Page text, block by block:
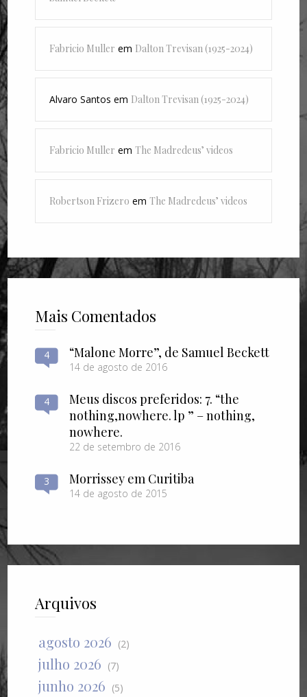
Fabricio Muller em Dalton Trevisan (1925-2024)
Alvaro Santos em Dalton Trevisan (1925-2024)
Fabricio Muller emThe Madredeus’ videos
Robertson Frizero emThe Madredeus’ videos
Mais Comentados
4 “Malone Morre”, de Samuel Beckett
14 de agosto de 2016
4
Meus discos preferidos: 7. “the
nothing​,​nowhere. lp ” – nothing​,​
nowhere.
22 de setembro de 2016
3 Morrissey em Curitiba
14 de agosto de 2015
Arquivos
agosto 2026 (2)
julho 2026 (7)
junho 2026 (5)